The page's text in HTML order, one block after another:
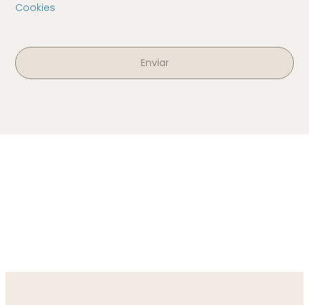
Cookies
Enviar